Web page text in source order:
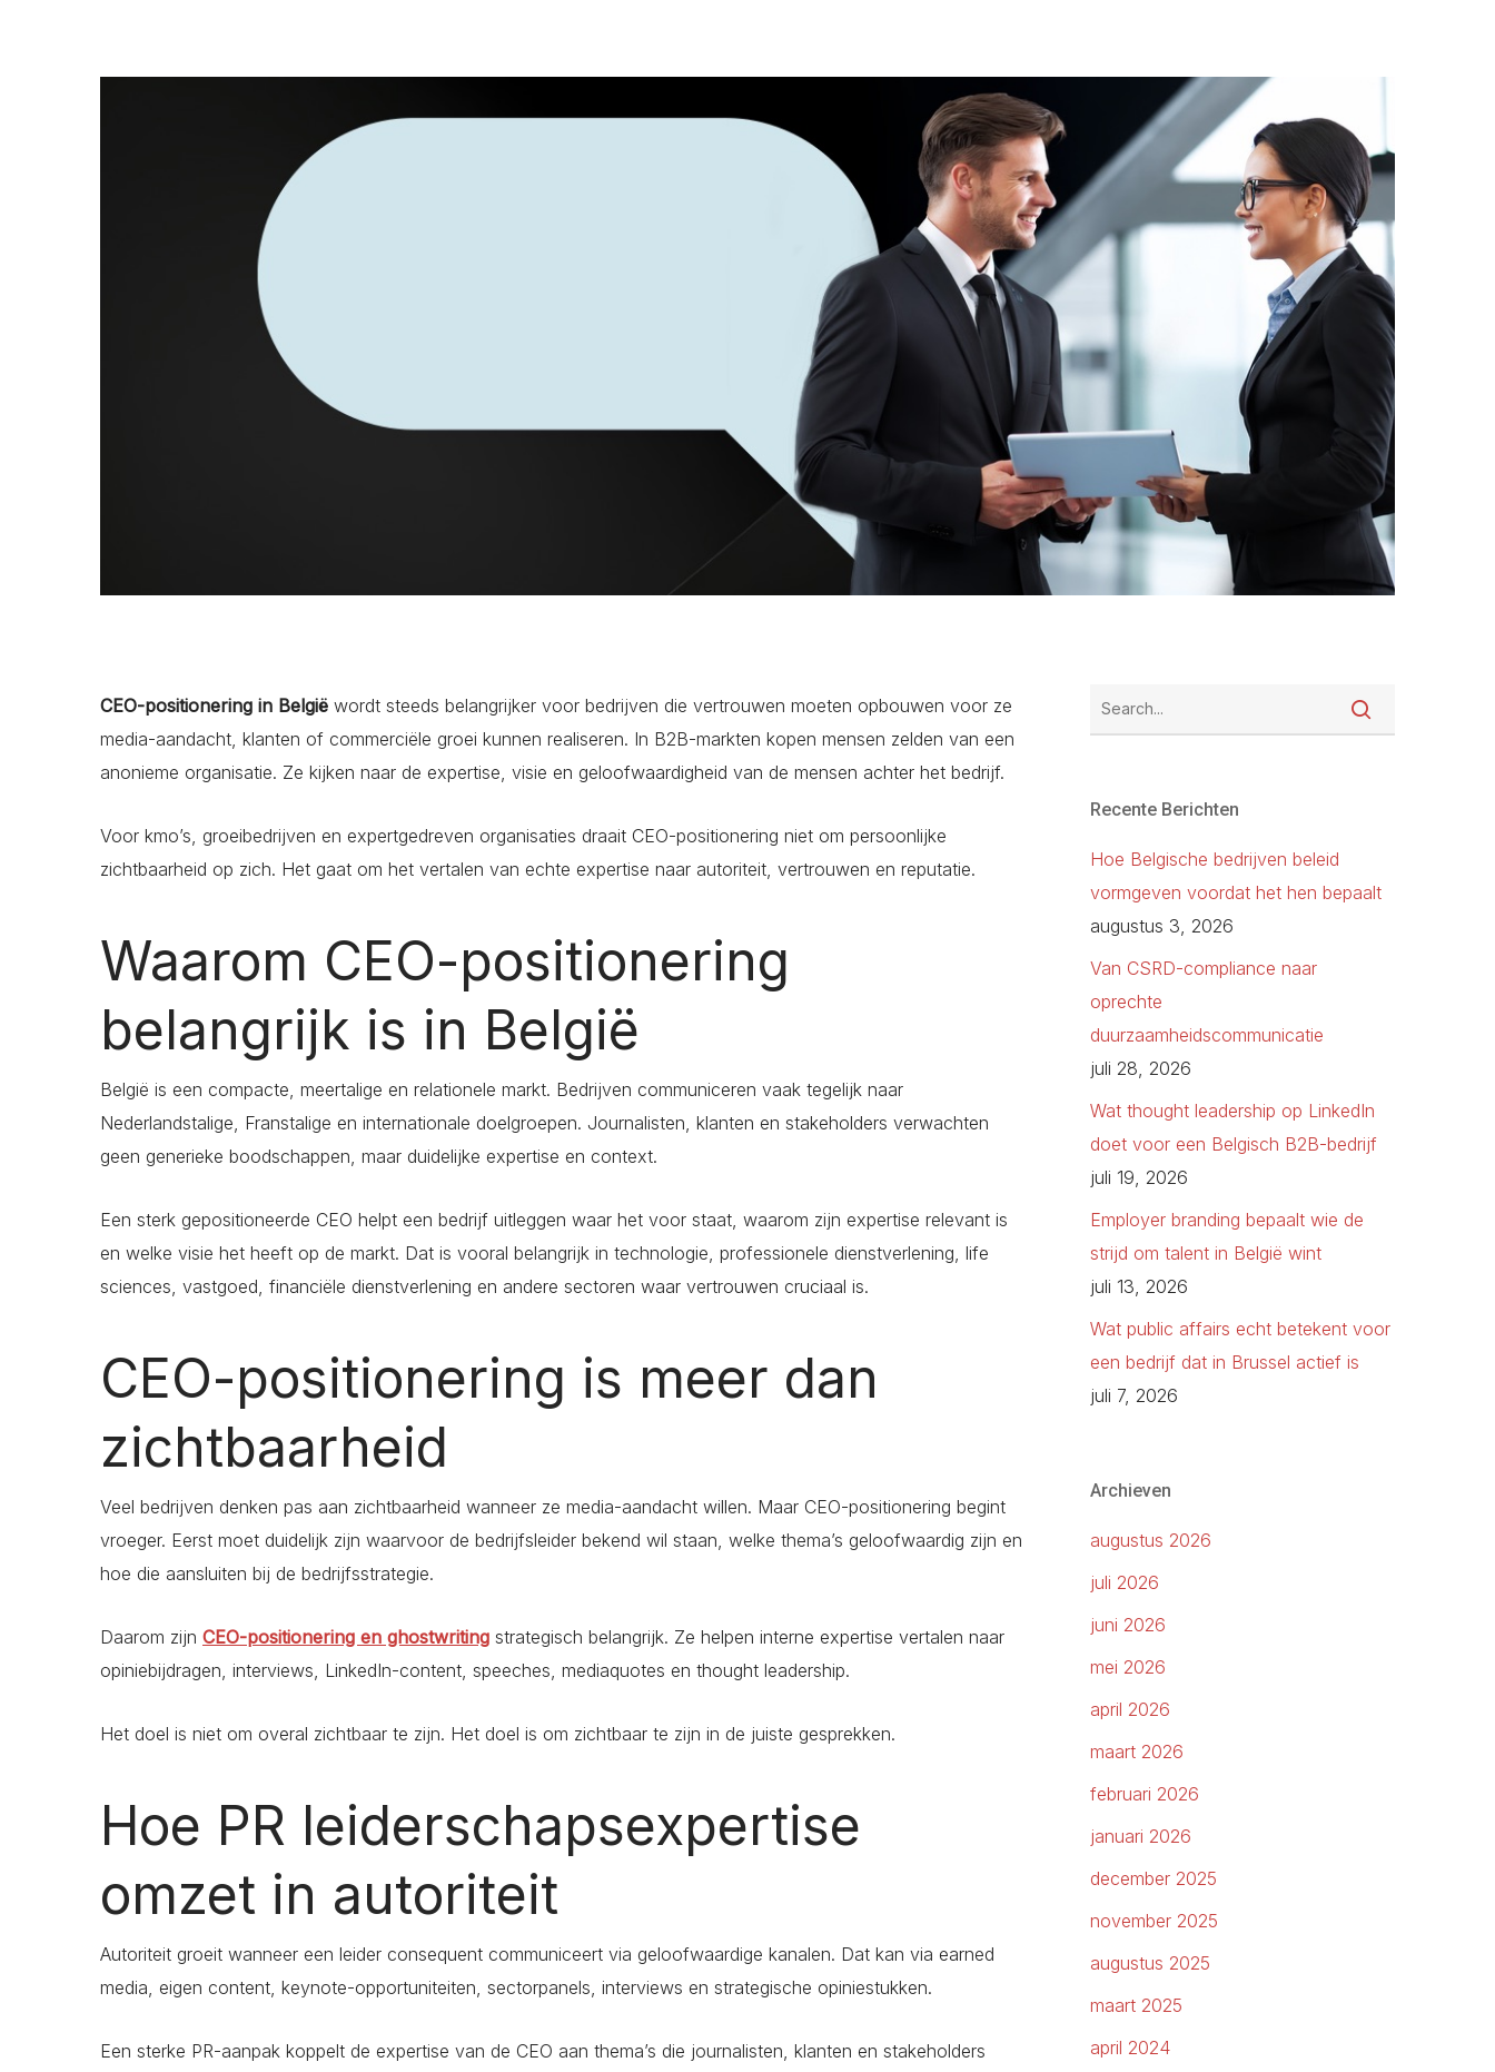
CEO-positionering in België wordt steeds belangrijker voor bedrijven die vertrouwen moeten opbouwen voor ze
media-aandacht, klanten of commerciële groei kunnen realiseren. In B2B-markten kopen mensen zelden van een
anonieme organisatie. Ze kijken naar de expertise, visie en geloofwaardigheid van de mensen achter het bedrijf.
Voor kmo’s, groeibedrijven en expertgedreven organisaties draait CEO-positionering niet om persoonlijke
zichtbaarheid op zich. Het gaat om het vertalen van echte expertise naar autoriteit, vertrouwen en reputatie.
Waarom CEO-positionering
belangrijk is in België
België is een compacte, meertalige en relationele markt. Bedrijven communiceren vaak tegelijk naar
Nederlandstalige, Franstalige en internationale doelgroepen. Journalisten, klanten en stakeholders verwachten
geen generieke boodschappen, maar duidelijke expertise en context.
Een sterk gepositioneerde CEO helpt een bedrijf uitleggen waar het voor staat, waarom zijn expertise relevant is
en welke visie het heeft op de markt. Dat is vooral belangrijk in technologie, professionele dienstverlening, life
sciences, vastgoed, financiële dienstverlening en andere sectoren waar vertrouwen cruciaal is.
CEO-positionering is meer dan
zichtbaarheid
Veel bedrijven denken pas aan zichtbaarheid wanneer ze media-aandacht willen. Maar CEO-positionering begint
vroeger. Eerst moet duidelijk zijn waarvoor de bedrijfsleider bekend wil staan, welke thema’s geloofwaardig zijn en
hoe die aansluiten bij de bedrijfsstrategie.
Daarom zijn CEO-positionering en ghostwriting strategisch belangrijk. Ze helpen interne expertise vertalen naar
opiniebijdragen, interviews, LinkedIn-content, speeches, mediaquotes en thought leadership.
Het doel is niet om overal zichtbaar te zijn. Het doel is om zichtbaar te zijn in de juiste gesprekken.
Hoe PR leiderschapsexpertise
omzet in autoriteit
Autoriteit groeit wanneer een leider consequent communiceert via geloofwaardige kanalen. Dat kan via earned
media, eigen content, keynote-opportuniteiten, sectorpanels, interviews en strategische opiniestukken.
Een sterke PR-aanpak koppelt de expertise van de CEO aan thema’s die journalisten, klanten en stakeholders
Recente Berichten
Hoe Belgische bedrijven beleid
vormgeven voordat het hen bepaalt
augustus 3, 2026
Van CSRD-compliance naar
oprechte
duurzaamheidscommunicatie
juli 28, 2026
Wat thought leadership op LinkedIn
doet voor een Belgisch B2B-bedrijf
juli 19, 2026
Employer branding bepaalt wie de
strijd om talent in België wint
juli 13, 2026
Wat public affairs echt betekent voor
een bedrijf dat in Brussel actief is
juli 7, 2026
Archieven
augustus 2026
juli 2026
juni 2026
mei 2026
april 2026
maart 2026
februari 2026
januari 2026
december 2025
november 2025
augustus 2025
maart 2025
april 2024